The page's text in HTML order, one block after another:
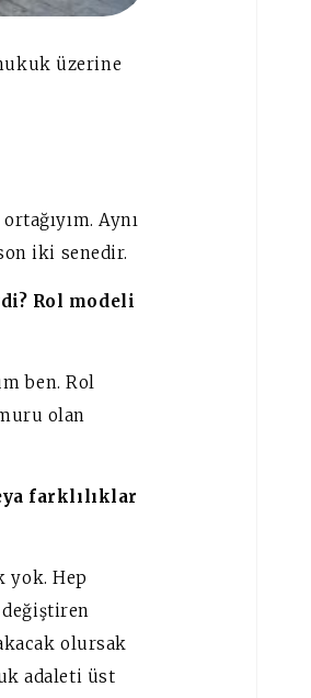
üzerine
Aynı
iki senedir.
Rol modeli
ben. Rol
olan
farklılıklar
yok. Hep
olursak
adaleti üst